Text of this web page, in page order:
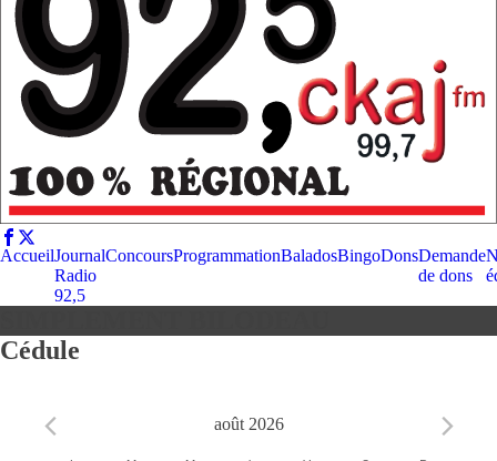
AccueilJournal
Radio
92,5
ConcoursProgrammationBaladosBingoDonsDemande
de dons
Cédule
août 2026